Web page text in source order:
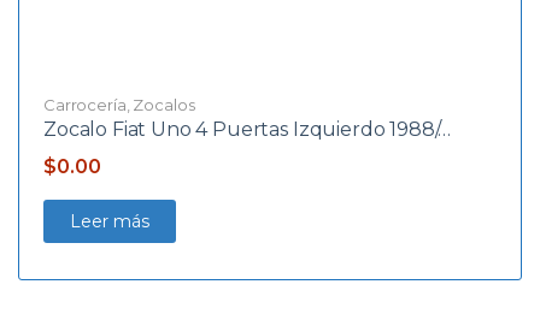
Carrocería Zocalos
Zocalo Fiat Uno 4 Puertas Izquierdo 1988/…
$0.00
Leer más